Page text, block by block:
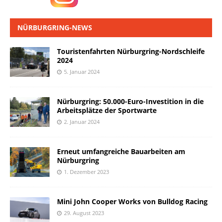
NÜRBURGRING-NEWS
Touristenfahrten Nürburgring-Nordschleife
2024
5. Januar 2024
Nürburgring: 50.000-Euro-Investition in die
Arbeitsplätze der Sportwarte
2. Januar 2024
Erneut umfangreiche Bauarbeiten am
Nürburgring
1. Dezember 2023
Mini John Cooper Works von Bulldog Racing
29. August 2023